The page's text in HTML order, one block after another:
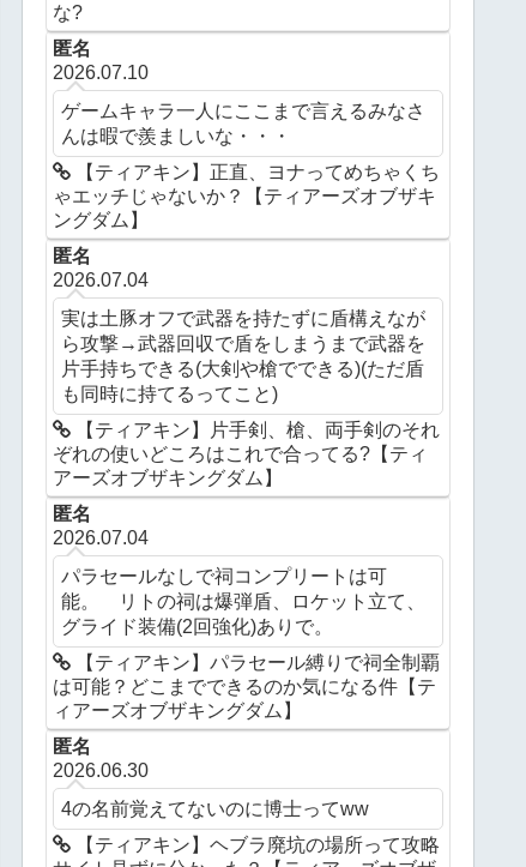
な?
匿名
2026.07.10
ゲームキャラ一人にここまで言えるみなさ
んは暇で羨ましいな・・・
【ティアキン】正直、ヨナってめちゃくち
ゃエッチじゃないか？【ティアーズオブザキ
ングダム】
匿名
2026.07.04
実は土豚オフで武器を持たずに盾構えなが
ら攻撃→武器回収で盾をしまうまで武器を
片手持ちできる(大剣や槍でできる)(ただ盾
も同時に持てるってこと)
【ティアキン】片手剣、槍、両手剣のそれ
ぞれの使いどころはこれで合ってる?【ティ
アーズオブザキングダム】
匿名
2026.07.04
パラセールなしで祠コンプリートは可
能。 リトの祠は爆弾盾、ロケット立て、
グライド装備(2回強化)ありで。
【ティアキン】パラセール縛りで祠全制覇
は可能？どこまでできるのか気になる件【テ
ィアーズオブザキングダム】
匿名
2026.06.30
4の名前覚えてないのに博士ってww
【ティアキン】ヘブラ廃坑の場所って攻略